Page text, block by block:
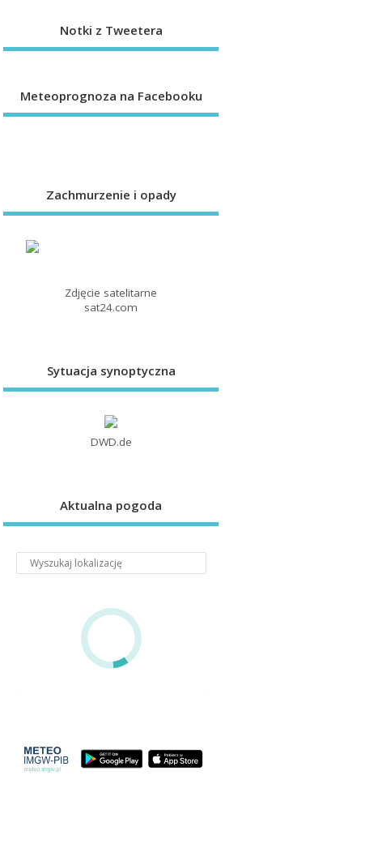
Notki z Tweetera
Meteoprognoza na Facebooku
Zachmurzenie i opady
Zdjęcie satelitarne
sat24.com
Sytuacja synoptyczna
DWD.de
Aktualna pogoda